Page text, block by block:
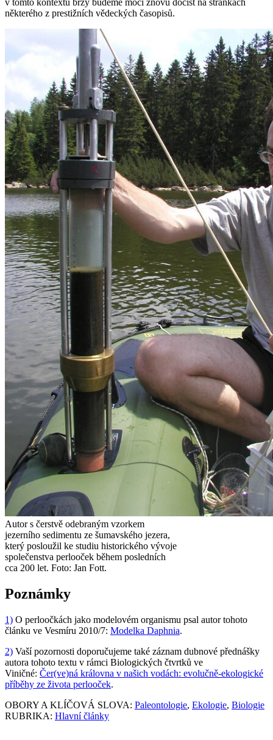
v tomto kontextu brzy budeme moci znovu dočíst na stránkách
některého z prestižních vědeckých časopisů.
Autor s čerstvě odebraným vzorkem
jezerního sedimentu ze šumavského jezera,
který posloužil ke studiu historického vývoje
společenstva perlooček během posledních
cca 200 let. Foto: Jan Fott.
Poznámky
1) O perloočkách jako modelovém organismu psal autor tohoto
článku ve Vesmíru 2010/7: Modelka Daphnia.
2) Vaší pozornosti doporučujeme také záznam dubnové přednášky
autora tohoto textu v rámci Biologických čtvrtků ve
Viničné: Čer(ve)ná královna v našich vodách: evolučně-ekologické
příběhy ze života perlooček.
OBORY A KLÍČOVÁ SLOVA: Paleontologie, Ekologie, Biologie
RUBRIKA: Hlavní články